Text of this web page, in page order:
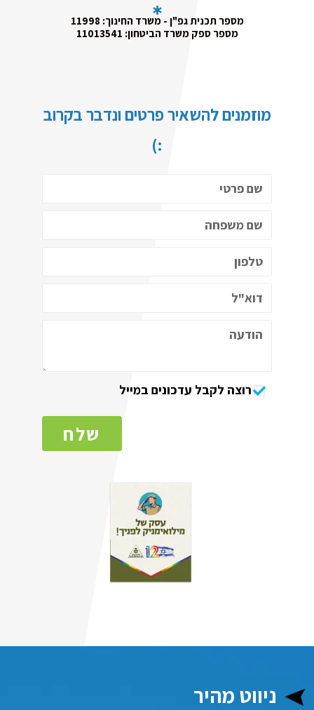
מספר תכנית גפ"ן - משרד החינוך: 11998
מספר ספק משרד הביטחון: 11013541
מוזמנים להשאיר פרטים ונדבר בקרוב
:)
רוצה לקבל עדכונים במייל
שלח
ניווט מהיר